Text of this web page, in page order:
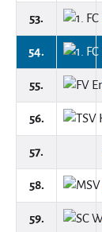
53.
54.
55.
56.
57.
58.
59.